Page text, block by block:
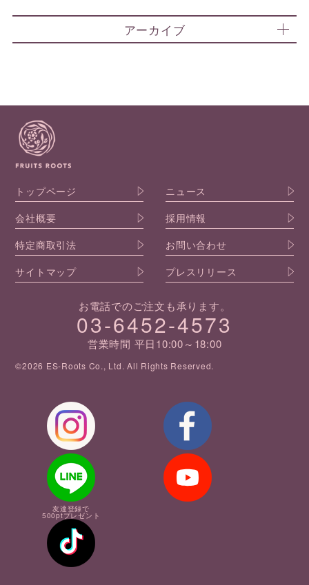
アーカイブ
トップページ
ニュース
会社概要
採用情報
特定商取引法
お問い合わせ
サイトマップ
プレスリリース
お電話でのご注文も承ります。
03-6452-4573
営業時間 平日10:00～18:00
©2026 ES-Roots Co., Ltd. All Rights Reserved.
友達登録で
500ptプレゼント